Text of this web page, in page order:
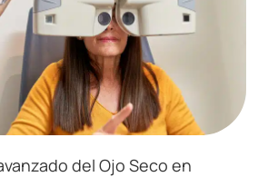
del Ojo Seco en